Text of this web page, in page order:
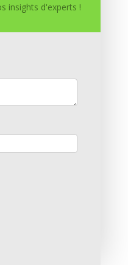
insights d'experts !